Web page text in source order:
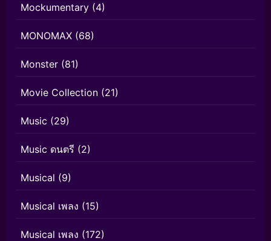
Mockumentary (4)
MONOMAX (68)
Monster (81)
Movie Collection (21)
Music (29)
Music ดนตรี (2)
Musical (9)
Musical เพลง (15)
Musical เพลง (172)